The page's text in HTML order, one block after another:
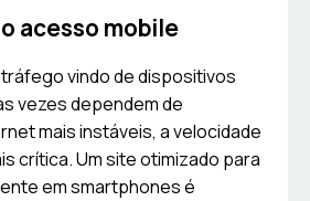
acesso mobile
vindo de dispositivos
vezes dependem de
mais instáveis, a velocidade
crítica. Um site otimizado para
em smartphones é